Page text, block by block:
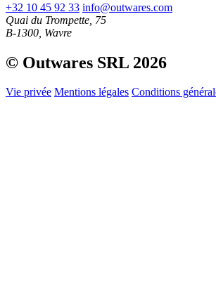
+32 10 45 92 33 info@outwares.com
Quai du Trompette, 75
B-1300, Wavre
© Outwares SRL 2026
Vie privée Mentions légales Conditions